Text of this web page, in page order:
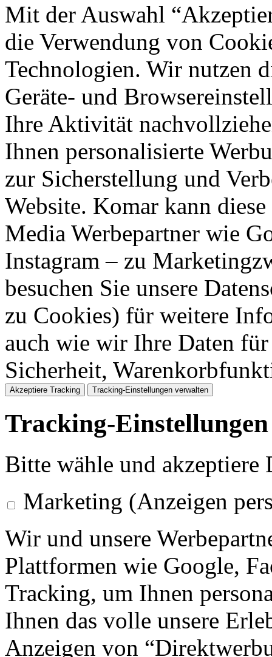
Mit der Auswahl
die Verwendung von
Technologien. Wir nutzen
Geräte- und
Ihre Aktivität
Ihnen personalisierte
zur Sicherstellung und
Website. Komar kann
Media Werbepartner wie
Instagram – zu
besuchen Sie unsere
zu Cookies) für weitere
auch wie wir Ihre Daten
Sicherheit,
Akzeptiere Tracking Tracking-Einstellungen verwalten
Tracking-
Bitte wähle und
Marketing (Anzeigen
Wir und unsere
Plattformen wie Google,
Tracking, um Ihnen
Ihnen das volle unsere
Anzeigen von